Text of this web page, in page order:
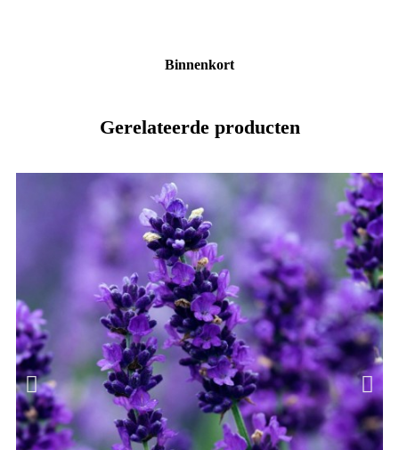
Binnenkort
Gerelateerde producten